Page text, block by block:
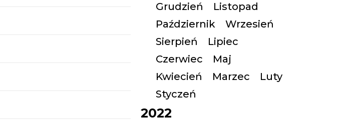
Grudzień
Listopad
Październik
Wrzesień
Sierpień
Lipiec
Czerwiec
Maj
Kwiecień
Marzec
Luty
Styczeń
2022